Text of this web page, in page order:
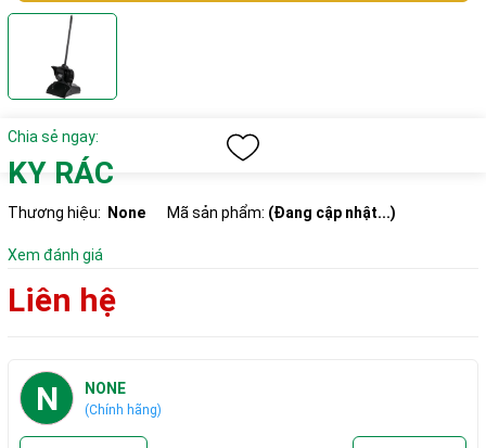
Chia sẻ ngay:
KY RÁC
Thương hiệu: None Mã sản phẩm: (Đang cập nhật...)
Xem đánh giá
Liên hệ
N NONE
(Chính hãng)